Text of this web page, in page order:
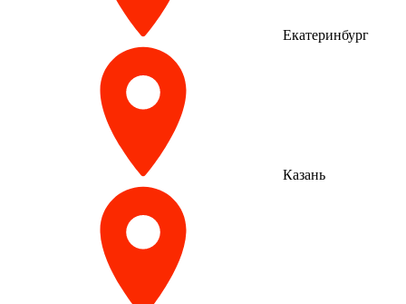
Екатеринбург
Казань